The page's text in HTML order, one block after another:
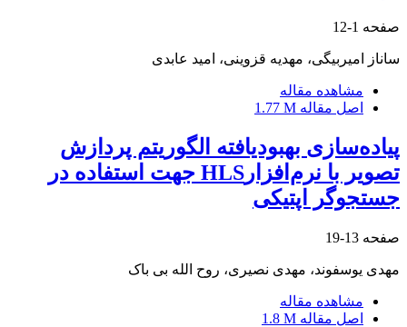
صفحه 1-12
ساناز امیربیگی، مهدیه قزوینی، امید عابدی
مشاهده مقاله
اصل مقاله 1.77 M
پیاده‌سازی بهبودیافته الگوریتم پردازش
تصویر با نرم‌افزارHLS جهت استفاده در
جستجوگر اپتیکی
صفحه 13-19
مهدی یوسفوند، مهدی نصیری، روح الله بی باک
مشاهده مقاله
اصل مقاله 1.8 M